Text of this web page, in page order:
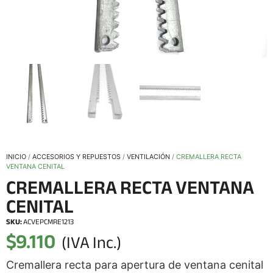
INICIO / ACCESORIOS Y REPUESTOS / VENTILACIÓN / CREMALLERA RECTA
VENTANA CENITAL
CREMALLERA RECTA VENTANA
CENITAL
SKU:ACVEPCMRE1213
$9.110 (IVA Inc.)
Cremallera recta para apertura de ventana cenital